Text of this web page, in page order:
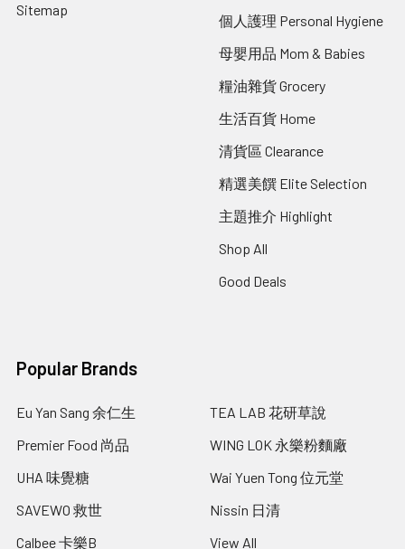
Sitemap
個人護理 Personal Hygiene
母嬰用品 Mom & Babies
糧油雜貨 Grocery
生活百貨 Home
清貨區 Clearance
精選美饌 Elite Selection
主題推介 Highlight
Shop All
Good Deals
Popular Brands
Eu Yan Sang 余仁生
Premier Food 尚品
UHA 味覺糖
SAVEWO 救世
Calbee 卡樂B
TEA LAB 花研草說
WING LOK 永樂粉麵廠
Wai Yuen Tong 位元堂
Nissin 日清
View All